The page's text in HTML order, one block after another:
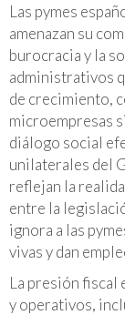
Las pymes
amenazan su
burocracia y la
administrativos
de crecimiento,
microempresas
diálogo social
unilaterales del
reflejan la
entre la
ignora a las
vivas y dan
La presión fiscal
y operativos,